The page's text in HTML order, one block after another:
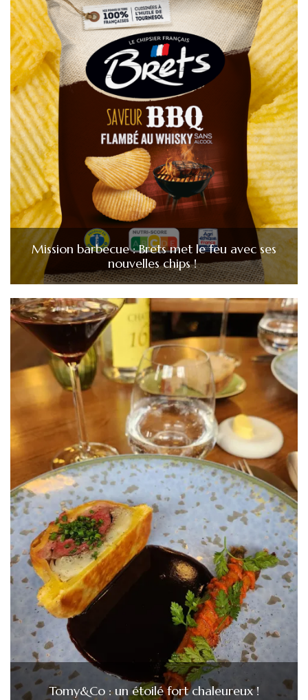
Mission barbecue : Brets met le feu avec ses
nouvelles chips !
Tomy&Co : un étoilé fort chaleureux !